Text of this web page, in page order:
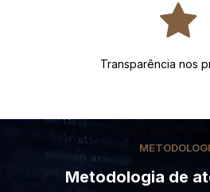
Transparência nos
Metodologia de